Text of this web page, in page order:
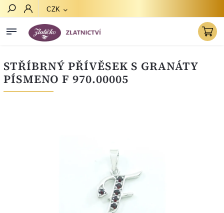
CZK
STŘÍBRNÝ PŘÍVĚSEK S GRANÁTY
PÍSMENO F 970.00005